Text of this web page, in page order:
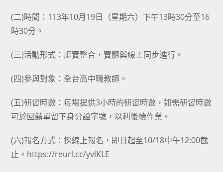
(二)時間：113年10月19日（星期六）下午13時30分至16
時30分。
(三)活動形式：虛實整合，實體與線上同步進行。
(四)參與對象：全台高中職教師。
(五)研習時數：每場提供3小時的研習時數，如需研習時數
可於回饋單留下身分證字號，以利後續作業。
(六)報名方式：採線上報名，即日起至10/18中午12:00截
止。https://reurl.cc/yvlKLE